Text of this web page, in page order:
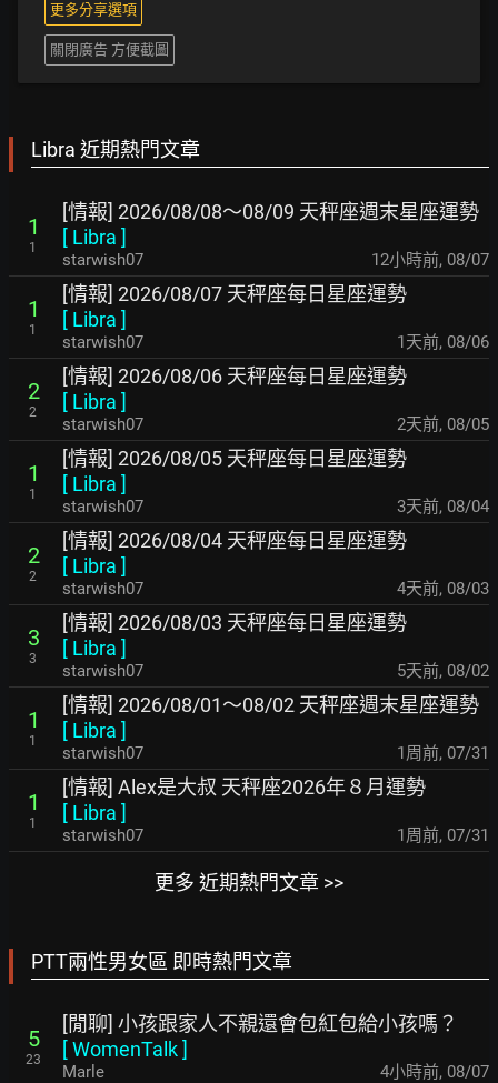
更多分享選項
關閉廣告 方便截圖
Libra 近期熱門文章
1
1
[情報] 2026/08/08～08/09 天秤座週末星座運勢
[ Libra ]
starwish07 12小時前, 08/07
1
1
[情報] 2026/08/07 天秤座每日星座運勢
[ Libra ]
starwish07 1天前, 08/06
2
2
[情報] 2026/08/06 天秤座每日星座運勢
[ Libra ]
starwish07 2天前, 08/05
1
1
[情報] 2026/08/05 天秤座每日星座運勢
[ Libra ]
starwish07 3天前, 08/04
2
2
[情報] 2026/08/04 天秤座每日星座運勢
[ Libra ]
starwish07 4天前, 08/03
3
3
[情報] 2026/08/03 天秤座每日星座運勢
[ Libra ]
starwish07 5天前, 08/02
1
1
[情報] 2026/08/01～08/02 天秤座週末星座運勢
[ Libra ]
starwish07 1周前, 07/31
1
1
[情報] Alex是大叔 天秤座2026年８月運勢
[ Libra ]
starwish07 1周前, 07/31
更多 近期熱門文章 >>
PTT兩性男女區 即時熱門文章
5
23
[閒聊] 小孩跟家人不親還會包紅包給小孩嗎？
[WomenTalk]
Marle 4小時前, 08/07